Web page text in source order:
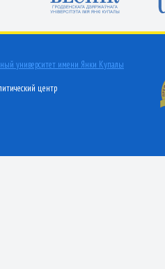
университет имени Янки Купалы
центр